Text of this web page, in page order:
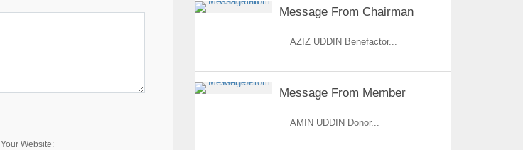
Your Website:
Message From Chairman
AZIZ UDDIN Benefactor...
Message From Member
AMIN UDDIN Donor...